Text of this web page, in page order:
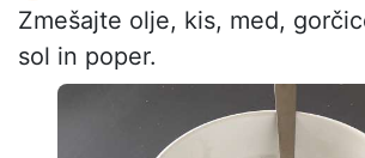
Zmešajte olje, kis, med,
sol in poper.